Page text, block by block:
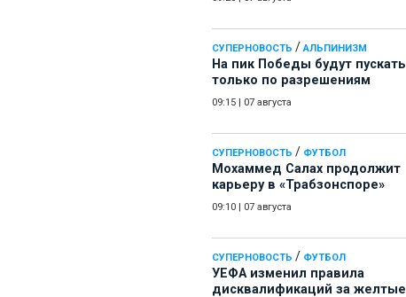
СУПЕРНОВОСТЬ / АЛЬПИНИЗМ
На пик Победы будут пускать
только по разрешениям
09:15 07 августа
СУПЕРНОВОСТЬ / ФУТБОЛ
Мохаммед Салах продолжит
карьеру в «Трабзонспоре»
09:10 07 августа
СУПЕРНОВОСТЬ / ФУТБОЛ
УЕФА изменил правила
дисквалификаций за желтые